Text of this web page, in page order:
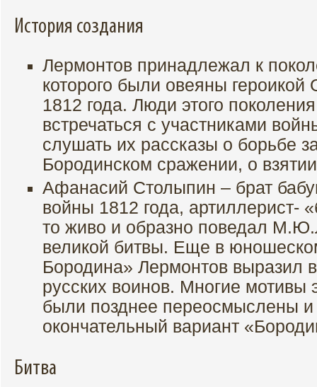
История создания
Лермонтов принадлежал к
которого были овеяны героикой
1812 года. Люди этого
встречаться с участниками
слушать их рассказы о борьбе
Бородинском сражении, о
Афанасий Столыпин – брат
войны 1812 года, артиллерист-
то живо и образно поведал
великой битвы. Еще в
Бородина» Лермонтов выразил
русских воинов. Многие мотивы
были позднее переосмыслены
окончательный вариант
Битва